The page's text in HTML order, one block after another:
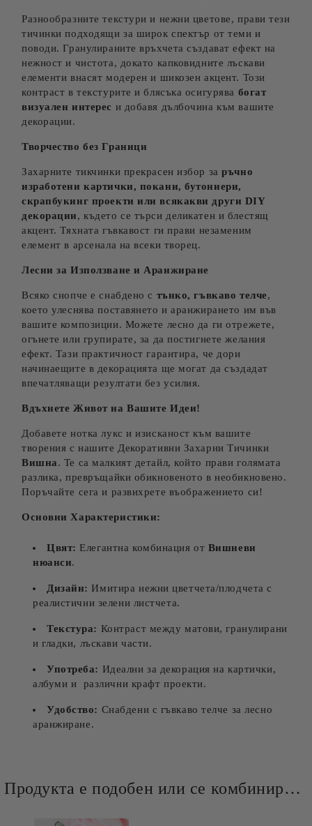
Разнообразните текстури и нежни цветове, прави тези
тичинки подходящи за широк спектър от теми и
поводи. Гранулираните връхчета създават ефект на
нежност и чистота, докато капковидните лъскави
елементи внасят модерен и шикозен акцент. Този
контраст в текстурите и блясъка осигурява богат
визуален интерес и добавя дълбочина към вашите
декорации.
Творчество без Граници
Захарните тикчинки прекрасен избор заръчно
изработени картички, покани, бутониери,
скрапбукинг проекти или всякакви други DIY
декорации, където се търси деликатен и блестящ
акцент. Тяхната гъвкавост ги прави незаменим
елемент в арсенала на всеки творец.
Лесни за Използване и Аранжиране
Всяко снопче е снабдено с тънко, гъвкаво телче,
което улеснява поставянето и аранжирането им във
вашите композиции. Можете лесно да ги отрежете,
огънете или групирате, за да постигнете желания
ефект. Тази практичност гарантира, че дори
начинаещите в декорацията ще могат да създадат
впечатляващи резултати без усилия.
Вдъхнете Живот на Вашите Идеи!
Добавете нотка лукс и изисканост към вашите
творения с нашите Декоративни Захарни Тичинки
Вишна. Те са малкият детайл, който прави голямата
разлика, превръщайки обикновеното в необикновено.
Поръчайте сега и развихрете въображението си!
Основни Характеристики:
Цвят: Елегантна комбинация от Вишневи
нюанси.
Дизайн: Имитира нежни цветчета/плодчета с
реалистични зелени листчета.
Текстура: Контраст между матови, гранулирани
и гладки, лъскави части.
Употреба: Идеални за декорация на картички,
албуми и различни крафт проекти.
Удобство: Снабдени с гъвкаво телче за лесно
аранжиране.
Продукта е подобен или се комбинира добре и със следните продукти :